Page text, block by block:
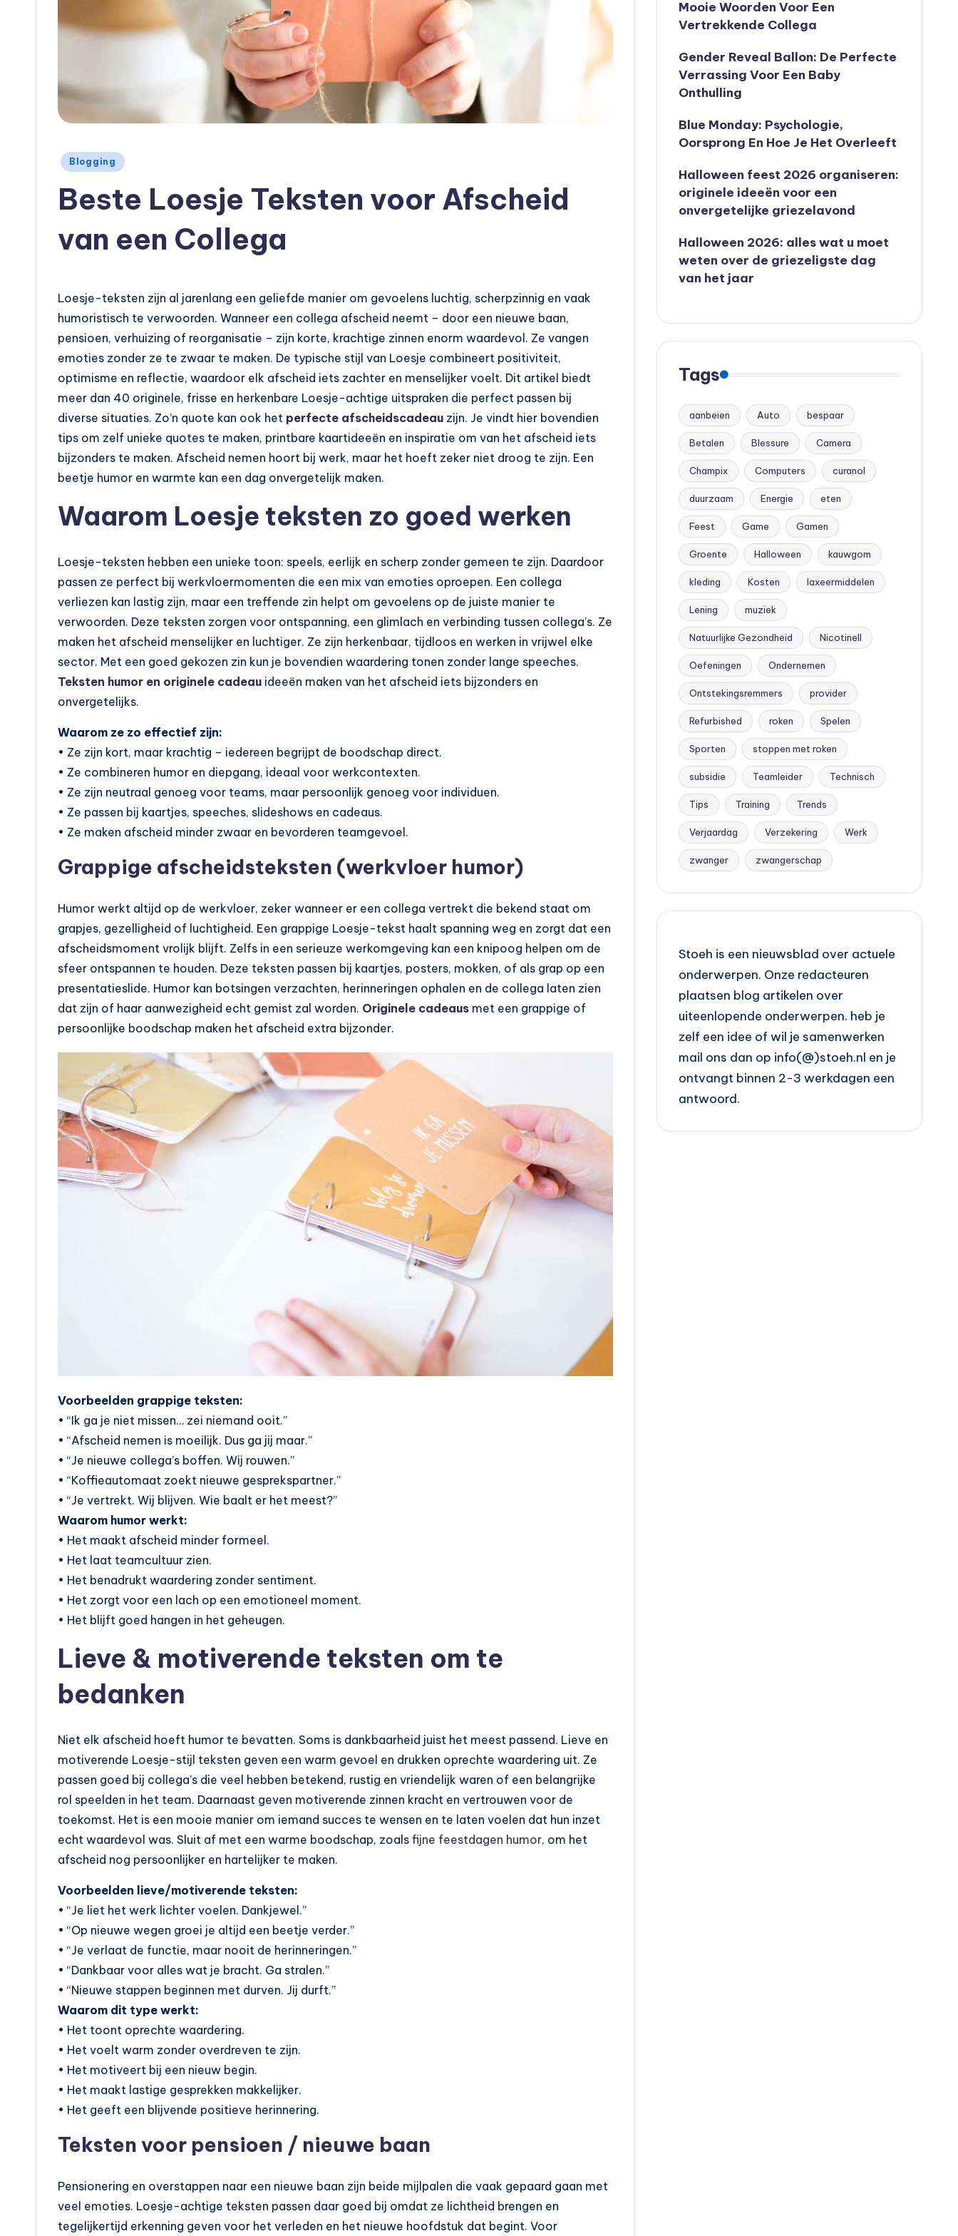
Geplaatst
Blogging
Beste Loesje Teksten voor Afscheid
van een Collega
Loesje-teksten zijn al jarenlang een geliefde manier om gevoelens luchtig, scherpzinnig en vaak
humoristisch te verwoorden. Wanneer een collega afscheid neemt – door een nieuwe baan,
pensioen, verhuizing of reorganisatie – zijn korte, krachtige zinnen enorm waardevol. Ze vangen
emoties zonder ze te zwaar te maken. De typische stijl van Loesje combineert positiviteit,
optimisme en reflectie, waardoor elk afscheid iets zachter en menselijker voelt. Dit artikel biedt
meer dan 40 originele, frisse en herkenbare Loesje-achtige uitspraken die perfect passen bij
diverse situaties. Zo’n quote kan ook het perfecte afscheidscadeau zijn. Je vindt hier bovendien
tips om zelf unieke quotes te maken, printbare kaartideeën en inspiratie om van het afscheid iets
bijzonders te maken. Afscheid nemen hoort bij werk, maar het hoeft zeker niet droog te zijn. Een
beetje humor en warmte kan een dag onvergetelijk maken.
Waarom Loesje teksten zo goed werken
Loesje-teksten hebben een unieke toon: speels, eerlijk en scherp zonder gemeen te zijn. Daardoor
passen ze perfect bij werkvloermomenten die een mix van emoties oproepen. Een collega
verliezen kan lastig zijn, maar een treffende zin helpt om gevoelens op de juiste manier te
verwoorden. Deze teksten zorgen voor ontspanning, een glimlach en verbinding tussen collega’s. Ze
maken het afscheid menselijker en luchtiger. Ze zijn herkenbaar, tijdloos en werken in vrijwel elke
sector. Met een goed gekozen zin kun je bovendien waardering tonen zonder lange speeches.
Teksten humor en originele cadeau ideeën maken van het afscheid iets bijzonders en
onvergetelijks.
Waarom ze zo effectief zijn:
• Ze zijn kort, maar krachtig – iedereen begrijpt de boodschap direct.
• Ze combineren humor en diepgang, ideaal voor werkcontexten.
• Ze zijn neutraal genoeg voor teams, maar persoonlijk genoeg voor individuen.
• Ze passen bij kaartjes, speeches, slideshows en cadeaus.
• Ze maken afscheid minder zwaar en bevorderen teamgevoel.
Grappige afscheidsteksten (werkvloer humor)
Humor werkt altijd op de werkvloer, zeker wanneer er een collega vertrekt die bekend staat om
grapjes, gezelligheid of luchtigheid. Een grappige Loesje-tekst haalt spanning weg en zorgt dat een
afscheidsmoment vrolijk blijft. Zelfs in een serieuze werkomgeving kan een knipoog helpen om de
sfeer ontspannen te houden. Deze teksten passen bij kaartjes, posters, mokken, of als grap op een
presentatieslide. Humor kan botsingen verzachten, herinneringen ophalen en de collega laten zien
dat zijn of haar aanwezigheid echt gemist zal worden. Originele cadeaus met een grappige of
persoonlijke boodschap maken het afscheid extra bijzonder.
Voorbeelden grappige teksten:
• “Ik ga je niet missen… zei niemand ooit.”
• “Afscheid nemen is moeilijk. Dus ga jij maar.”
• “Je nieuwe collega’s boffen. Wij rouwen.”
• “Koffieautomaat zoekt nieuwe gesprekspartner.”
• “Je vertrekt. Wij blijven. Wie baalt er het meest?”
Waarom humor werkt:
• Het maakt afscheid minder formeel.
• Het laat teamcultuur zien.
• Het benadrukt waardering zonder sentiment.
• Het zorgt voor een lach op een emotioneel moment.
• Het blijft goed hangen in het geheugen.
Lieve & motiverende teksten om te
bedanken
Niet elk afscheid hoeft humor te bevatten. Soms is dankbaarheid juist het meest passend. Lieve en
motiverende Loesje-stijl teksten geven een warm gevoel en drukken oprechte waardering uit. Ze
passen goed bij collega’s die veel hebben betekend, rustig en vriendelijk waren of een belangrijke
rol speelden in het team. Daarnaast geven motiverende zinnen kracht en vertrouwen voor de
toekomst. Het is een mooie manier om iemand succes te wensen en te laten voelen dat hun inzet
echt waardevol was. Sluit af met een warme boodschap, zoals fijne feestdagen humor, om het
afscheid nog persoonlijker en hartelijker te maken.
Voorbeelden lieve/motiverende teksten:
• “Je liet het werk lichter voelen. Dankjewel.”
• “Op nieuwe wegen groei je altijd een beetje verder.”
• “Je verlaat de functie, maar nooit de herinneringen.”
• “Dankbaar voor alles wat je bracht. Ga stralen.”
• “Nieuwe stappen beginnen met durven. Jij durft.”
Waarom dit type werkt:
• Het toont oprechte waardering.
• Het voelt warm zonder overdreven te zijn.
• Het motiveert bij een nieuw begin.
• Het maakt lastige gesprekken makkelijker.
• Het geeft een blijvende positieve herinnering.
Teksten voor pensioen / nieuwe baan
Pensionering en overstappen naar een nieuwe baan zijn beide mijlpalen die vaak gepaard gaan met
veel emoties. Loesje-achtige teksten passen daar goed bij omdat ze lichtheid brengen en
tegelijkertijd erkenning geven voor het verleden en het nieuwe hoofdstuk dat begint. Voor
Mooie Woorden Voor Een
Vertrekkende Collega
Gender Reveal Ballon: De Perfecte
Verrassing Voor Een Baby
Onthulling
Blue Monday: Psychologie,
Oorsprong En Hoe Je Het Overleeft
Halloween feest 2026 organiseren:
originele ideeën voor een
onvergetelijke griezelavond
Halloween 2026: alles wat u moet
weten over de griezeligste dag
van het jaar
Tags
aanbeien Auto bespaar
Betalen Blessure Camera
Champix Computers curanol
duurzaam Energie eten
Feest Game Gamen
Groente Halloween kauwgom
kleding Kosten laxeermiddelen
Lening muziek
Natuurlijke Gezondheid Nicotinell
Oefeningen Ondernemen
Ontstekingsremmers provider
Refurbished roken Spelen
Sporten stoppen met roken
subsidie Teamleider Technisch
Tips Training Trends
Verjaardag Verzekering Werk
zwanger zwangerschap
Stoeh is een nieuwsblad over actuele
onderwerpen. Onze redacteuren
plaatsen blog artikelen over
uiteenlopende onderwerpen. heb je
zelf een idee of wil je samenwerken
mail ons dan op info(@)stoeh.nl en je
ontvangt binnen 2-3 werkdagen een
antwoord.